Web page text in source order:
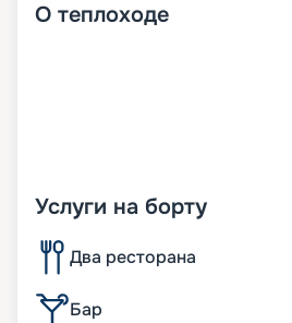
О теплоходе
Услуги на борту
Два ресторана
Бар